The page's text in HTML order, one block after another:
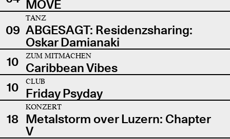
MOVE
09
TANZ
ABGESAGT: Residenzsharing:
Oskar Damianaki
10
ZUM MITMACHEN
Caribbean Vibes
10
CLUB
Friday Psyday
18
KONZERT
Metalstorm over Luzern: Chapter
V